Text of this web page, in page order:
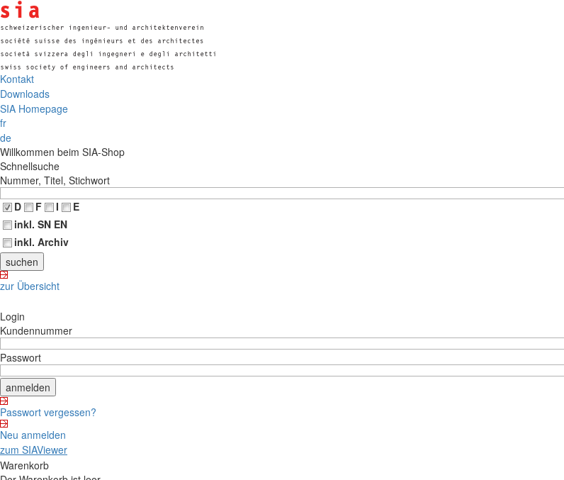
Kontakt
Downloads
SIA Homepage
fr
de
Willkommen beim SIA-Shop
Schnellsuche
Nummer, Titel, Stichwort
D
F I
E
inkl. SN EN
inkl. Archiv
zur Übersicht
Login
Kundennummer
Passwort
Passwort vergessen?
Neu anmelden
zum SIAViewer
Warenkorb